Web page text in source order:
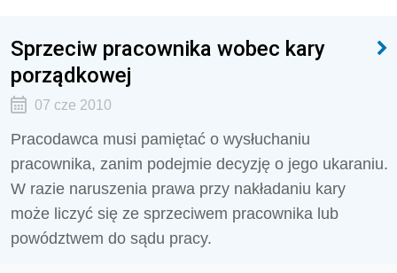
Sprzeciw pracownika wobec kary
porządkowej
07 cze 2010
Pracodawca musi pamiętać o wysłuchaniu
pracownika, zanim podejmie decyzję o jego ukaraniu.
W razie naruszenia prawa przy nakładaniu kary
może liczyć się ze sprzeciwem pracownika lub
powództwem do sądu pracy.